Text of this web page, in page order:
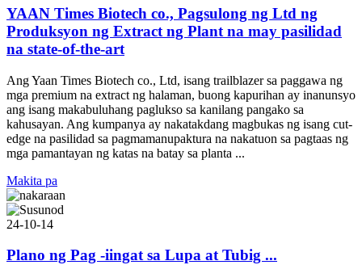
YAAN Times Biotech co., Pagsulong ng Ltd ng
Produksyon ng Extract ng Plant na may pasilidad
na state-of-the-art
Ang Yaan Times Biotech co., Ltd, isang trailblazer sa paggawa ng
mga premium na extract ng halaman, buong kapurihan ay inanunsyo
ang isang makabuluhang paglukso sa kanilang pangako sa
kahusayan. Ang kumpanya ay nakatakdang magbukas ng isang cut-
edge na pasilidad sa pagmamanupaktura na nakatuon sa pagtaas ng
mga pamantayan ng katas na batay sa planta ...
Makita pa
24-10-14
Plano ng Pag -iingat sa Lupa at Tubig ...